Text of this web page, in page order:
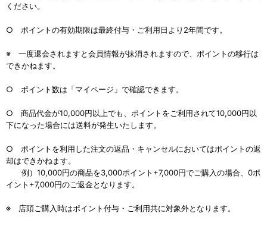
ください。
○ ポイントの有効期限は最終付与・ご利用日より2年間です。
※ 一度退会されますと会員情報が抹消されますので、ポイントの移行は
できかねます。
○ ポイント数は「マイページ」で確認できます。
○ 商品代金が10,000円以上でも、ポイントをご利用されて10,000円以
下になった場合には送料が発生いたします。
○ ポイントを利用した注文の返品・キャンセルにおいてはポイントの返
却はできかねます。
例）10,000円の商品を3,000ポイント+7,000円でご購入の場合、0ポ
イント+7,000円のご返金となります。
※ 店頭ご購入時はポイント付与・ご利用共に対象外となります。